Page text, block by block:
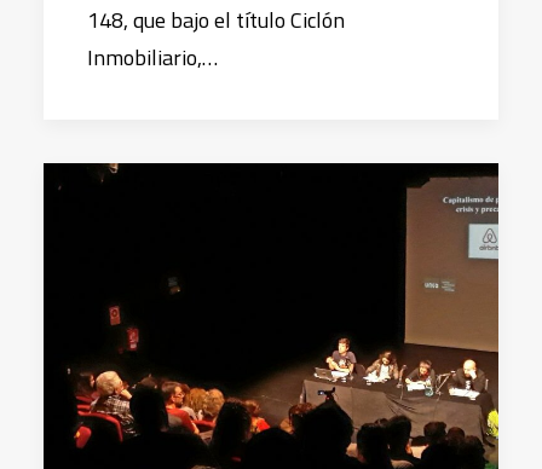
148, que bajo el título Ciclón
Inmobiliario,…